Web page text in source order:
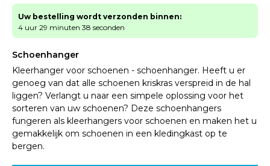
Uw bestelling wordt verzonden binnen:
4 uur 29 minuten 38 seconden
Schoenhanger
Kleerhanger voor schoenen - schoenhanger. Heeft u er
genoeg van dat alle schoenen kriskras verspreid in de hal
liggen? Verlangt u naar een simpele oplossing voor het
sorteren van uw schoenen? Deze schoenhangers
fungeren als kleerhangers voor schoenen en maken het u
gemakkelijk om schoenen in een kledingkast op te
bergen.